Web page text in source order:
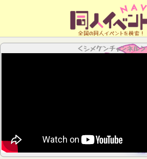
全国の同人イベントを検索！
＜シメケンチャンネル＞